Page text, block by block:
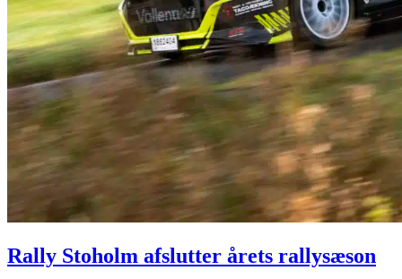
Rally Stoholm afslutter årets rallysæson